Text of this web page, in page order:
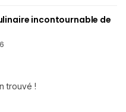
incontournable de
trouvé !